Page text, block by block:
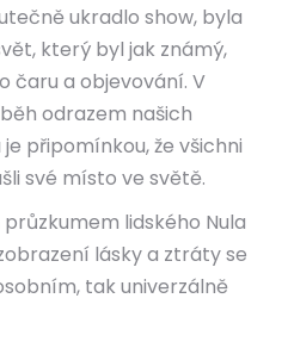
ukradlo show, byla
který byl jak známý,
čaru a objevování. V
odrazem našich
připomínkou, že všichni
své místo ve světě.
lidského Nula
lásky a ztráty se
tak univerzálně